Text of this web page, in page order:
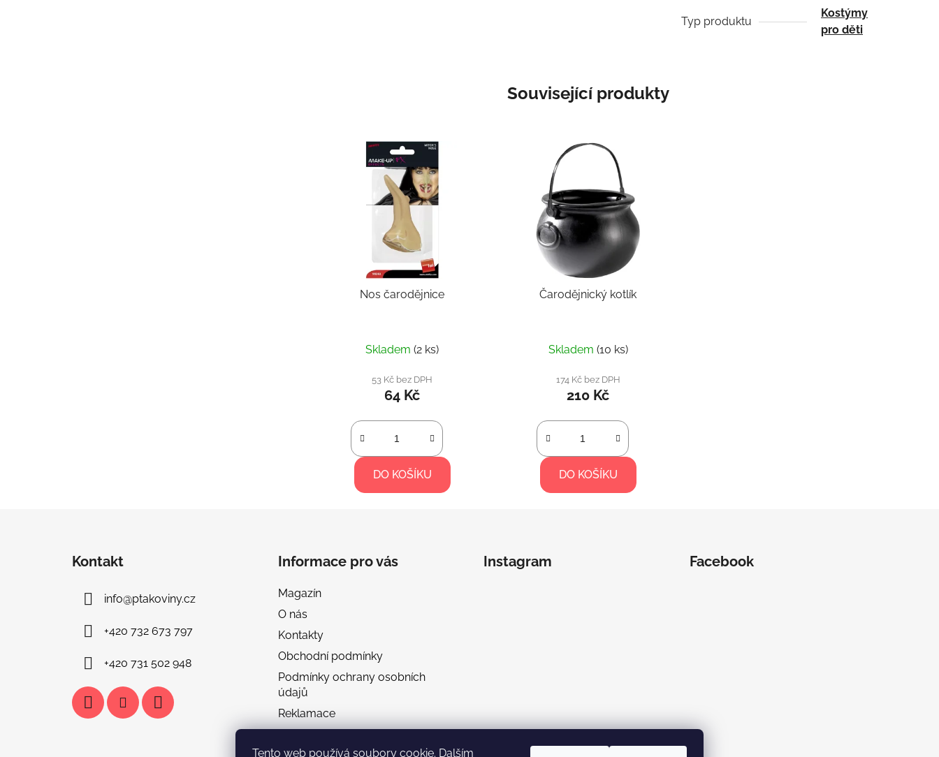
Tento web používá soubory cookie. Dalším
Typ produktu
Kostýmy
pro děti
Související produkty
Nos čarodějnice
Skladem(2 ks)
53 Kč bez DPH
64 Kč
DO KOŠÍKU
Čarodějnický kotlík
Skladem (10 ks)
174 Kč bez DPH
210 Kč
DO KOŠÍKU
Kontakt
info@ptakoviny.cz
+420 732 673 797
+420 731 502 948
Informace pro vás
Magazín
O nás
Kontakty
Obchodní podmínky
Podmínky ochrany osobních
údajů
Reklamace
Instagram Facebook